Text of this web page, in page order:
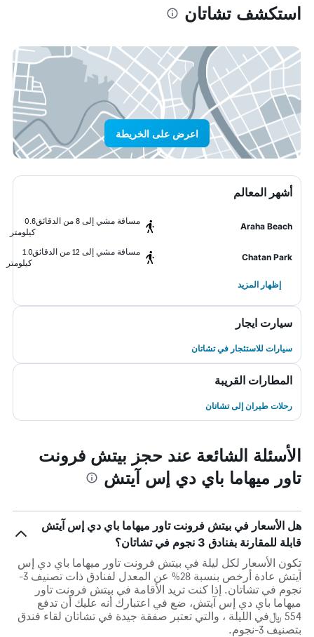
استكشف تشاتان
اعرض على الخريطة
أشهر المعالم
Araha Beach
مسافة مشي إلى 8 من الدقائق
0.6
كيلومتر
Chatan Park
مسافة مشي إلى 12 من الدقائق
1.0
كيلومتر
إظهار المزيد
سيارت ايجار
سيارات للاستئجار في تشاتان
المطارات القريبة
رحلات طيران إلى تشاتان
الأسئلة الشائعة عند حجز بيتش فرونت
تاور ميهاما باي دي إس آيتش
هل الأسعار في بيتش فرونت تاور ميهاما باي دي إس آيتش
قابلة للمقارنة بفنادق 3 نجوم في تشاتان؟
تكون الأسعار لكل ليلة في بيتش فرونت تاور ميهاما باي دي إس
آيتش عادة أرخص بنسبة 28% عن المعدل لفنادق ذات تصنيف 3-
نجوم في تشاتان. إذا كنت تريد الأقامة في بيتش فرونت تاور
ميهاما باي دي إس آيتش، ضع في اعتبارك أنه عليك أن تدفع
554 ﷼في الليلة ، والتي تعتبر صفقة جيدة في تشاتان لقاء فندق
بتصنيف 3-نجوم.